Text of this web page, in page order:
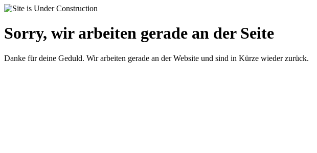
Sorry, wir arbeiten gerade an der Seite
Danke für deine Geduld. Wir arbeiten gerade an der Website und sind in Kürze wieder zurück.